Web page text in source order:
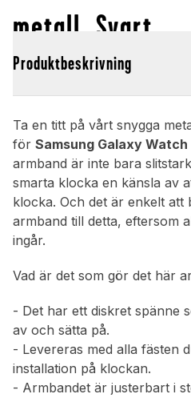
metall, Svart
Produktbeskrivning
Ta en titt på vårt snygga
för Samsung Galaxy
armband är inte bara
smarta klocka en känsla av
klocka. Och det är enkelt att
armband till detta, eftersom
ingår.
Vad är det som gör det här
- Det har ett diskret spänne
av och sätta på.
- Levereras med alla fästen
installation på klockan.
- Armbandet är justerbart i